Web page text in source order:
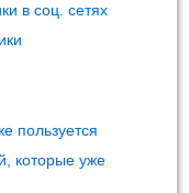
в соц. сетях
пользуется
которые уже